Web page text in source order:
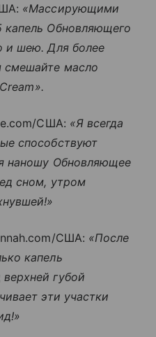
«Массирующими
Обновляющего
и шею. Для более
смешайте масло
США: «Я всегда
способствуют
наношу Обновляющее
сном, утром
США: «После
капель
губой
эти участки